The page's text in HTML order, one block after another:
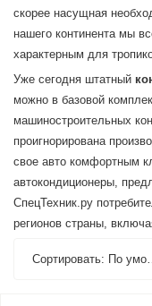
скорее насущная
нашего континента мы
характерным для
Уже сегодня штатный
можно в базовой
машиностроительных
проигнорирована
свое авто комфортным
автокондиционеры,
СпецТехник.ру
регионов страны,
Сортировать: По